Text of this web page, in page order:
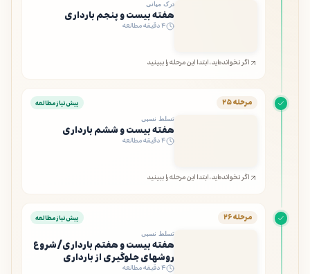
درک میانی
هفته بیست و پنجم بارداری
۴ دقیقه مطالعه
اگر نخوانده‌اید، ابتدا این مرحله را ببینید
مرحله ۲۵ پیش‌نیاز مطالعه
تسلط نسبی
هفته بیست و ششم بارداری
۴ دقیقه مطالعه
اگر نخوانده‌اید، ابتدا این مرحله را ببینید
مرحله ۲۶ پیش‌نیاز مطالعه
تسلط نسبی
هفته بیست و هفتم بارداری/شروع
روشهای جلوگیری از بارداری
۴ دقیقه مطالعه